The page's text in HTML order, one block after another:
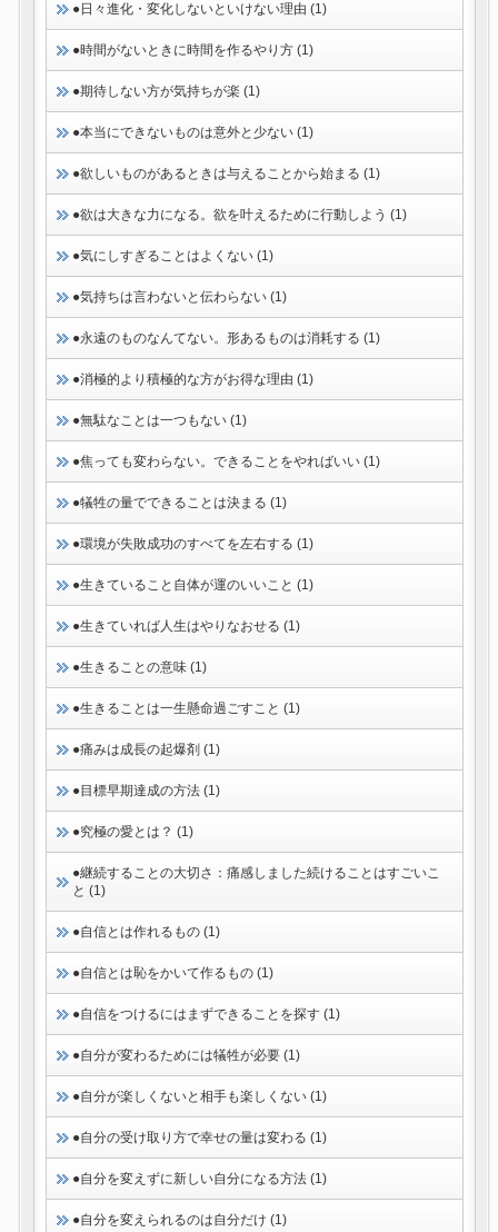
●日々進化・変化しないといけない理由 (1)
●時間がないときに時間を作るやり方 (1)
●期待しない方が気持ちが楽 (1)
●本当にできないものは意外と少ない (1)
●欲しいものがあるときは与えることから始まる (1)
●欲は大きな力になる。欲を叶えるために行動しよう (1)
●気にしすぎることはよくない (1)
●気持ちは言わないと伝わらない (1)
●永遠のものなんてない。形あるものは消耗する (1)
●消極的より積極的な方がお得な理由 (1)
●無駄なことは一つもない (1)
●焦っても変わらない。できることをやればいい (1)
●犠牲の量でできることは決まる (1)
●環境が失敗成功のすべてを左右する (1)
●生きていること自体が運のいいこと (1)
●生きていれば人生はやりなおせる (1)
●生きることの意味 (1)
●生きることは一生懸命過ごすこと (1)
●痛みは成長の起爆剤 (1)
●目標早期達成の方法 (1)
●究極の愛とは？ (1)
●継続することの大切さ：痛感しました続けることはすごいこ
と (1)
●自信とは作れるもの (1)
●自信とは恥をかいて作るもの (1)
●自信をつけるにはまずできることを探す (1)
●自分が変わるためには犠牲が必要 (1)
●自分が楽しくないと相手も楽しくない (1)
●自分の受け取り方で幸せの量は変わる (1)
●自分を変えずに新しい自分になる方法 (1)
●自分を変えられるのは自分だけ (1)